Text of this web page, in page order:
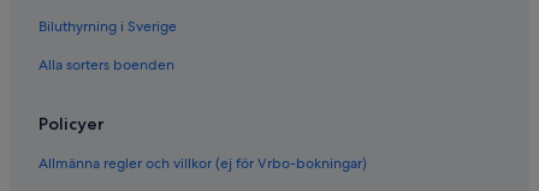
Biluthyrning i Sverige
Alla sorters boenden
Policyer
Allmänna regler och villkor (ej för Vrbo-bokningar)